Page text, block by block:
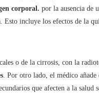
corporal. por la ausencia de
Esto incluye los efectos de la
o de la cirrosis, con la
. Por otro lado, el médico
que afecten a la salud